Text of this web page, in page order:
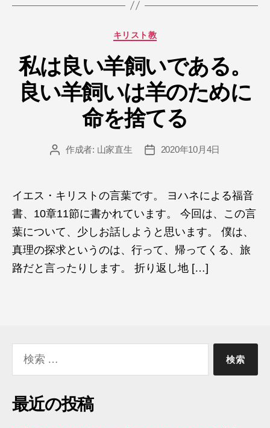
カ
ゴ
リ
ー
キリスト教
私は良い羊飼いである。
良い羊飼いは羊のために
命を捨てる
投 作成者: 山家直生
投
2020年10月4日
イエス・キリストの言葉です。 ヨハネによる福音
書、10章11節に書かれています。 今回は、この言
葉について、少しお話しようと思います。 僕は、
真理の探求というのは、行って、帰ってくる、旅
路だと言ったりします。 折り返し地 […]
象:
最近の投稿